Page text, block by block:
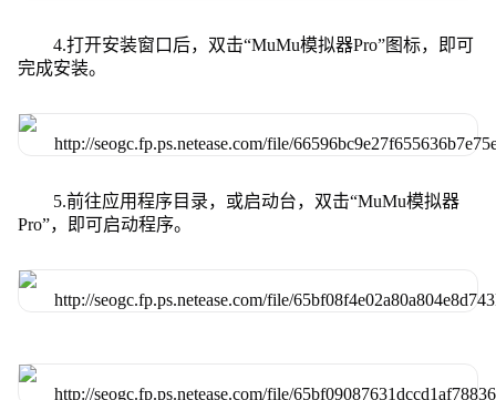
4.打开安装窗口后，双击“MuMu模拟器Pro”图标，即可
完成安装。
5.前往应用程序目录，或启动台，双击“MuMu模拟器
Pro”，即可启动程序。